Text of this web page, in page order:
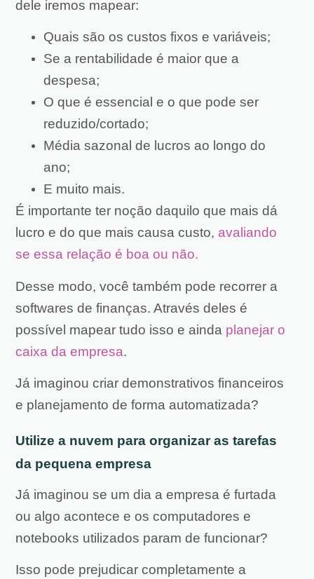
dele iremos mapear:
Quais são os custos fixos e variáveis;
Se a rentabilidade é maior que a
despesa;
O que é essencial e o que pode ser
reduzido/cortado;
Média sazonal de lucros ao longo do
ano;
E muito mais.
É importante ter noção daquilo que mais dá
lucro e do que mais causa custo, avaliando
se essa relação é boa ou não.
Desse modo, você também pode recorrer a
softwares de finanças. Através deles é
possível mapear tudo isso e ainda planejar o
caixa da empresa.
Já imaginou criar demonstrativos financeiros
e planejamento de forma automatizada?
Utilize a nuvem para organizar as tarefas
da pequena empresa
Já imaginou se um dia a empresa é furtada
ou algo acontece e os computadores e
notebooks utilizados param de funcionar?
Isso pode prejudicar completamente a